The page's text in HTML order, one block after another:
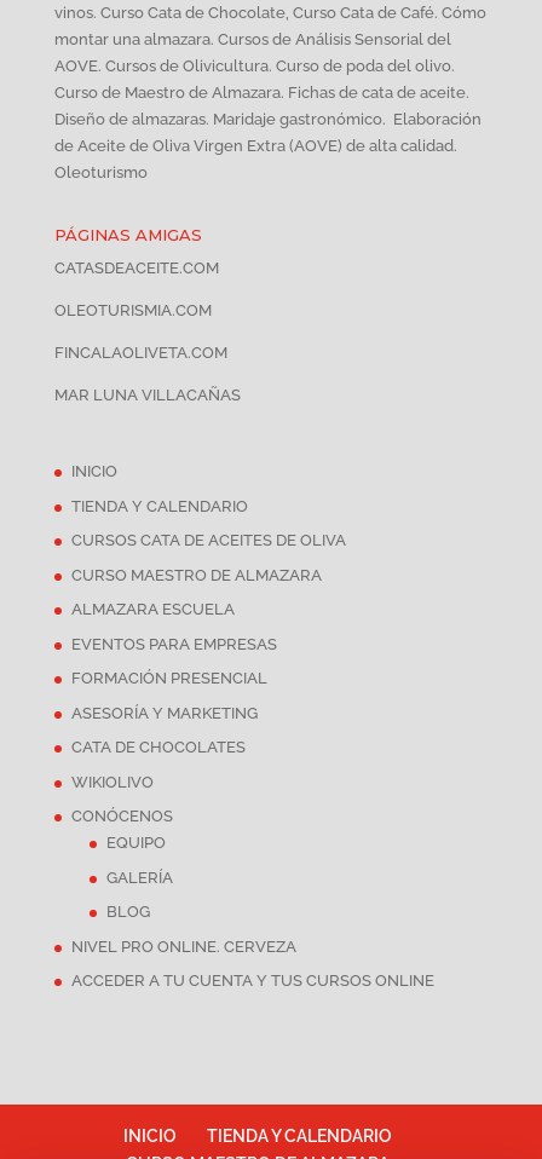
vinos. Curso Cata de Chocolate, Curso Cata de Café. Cómo
montar una almazara. Cursos de Análisis Sensorial del
AOVE. Cursos de Olivicultura. Curso de poda del olivo.
Curso de Maestro de Almazara. Fichas de cata de aceite.
Diseño de almazaras. Maridaje gastronómico. Elaboración
de Aceite de Oliva Virgen Extra (AOVE) de alta calidad.
Oleoturismo
PÁGINAS AMIGAS
CATASDEACEITE.COM
OLEOTURISMIA.COM
FINCALAOLIVETA.COM
MAR LUNA VILLACAÑAS
INICIO
TIENDA Y CALENDARIO
CURSOS CATA DE ACEITES DE OLIVA
CURSO MAESTRO DE ALMAZARA
ALMAZARA ESCUELA
EVENTOS PARA EMPRESAS
FORMACIÓN PRESENCIAL
ASESORÍA Y MARKETING
CATA DE CHOCOLATES
WIKIOLIVO
CONÓCENOS
EQUIPO
GALERÍA
BLOG
NIVEL PRO ONLINE. CERVEZA
ACCEDER A TU CUENTA Y TUS CURSOS ONLINE
INICIO
TIENDA Y CALENDARIO